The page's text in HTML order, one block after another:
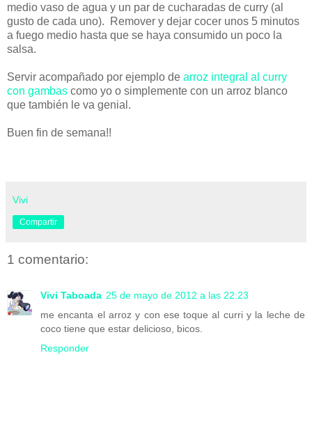
medio vaso de agua y un par de cucharadas de curry (al
gusto de cada uno). Remover y dejar cocer unos 5 minutos
a fuego medio hasta que se haya consumido un poco la
salsa.
Servir acompañado por ejemplo de arroz integral al curry
con gambas como yo o simplemente con un arroz blanco
que también le va genial.
Buen fin de semana!!
Vivi
Compartir
1 comentario:
Vivi Taboada 25 de mayo de 2012 a las 22:23
me encanta el arroz y con ese toque al curri y la leche de
coco tiene que estar delicioso, bicos.
Responder